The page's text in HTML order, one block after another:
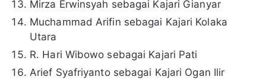
Mirza Erwinsyah sebagai Kajari Gianyar
Muchammad Arifin sebagai Kajari Kolaka
Utara
R. Hari Wibowo sebagai Kajari Pati
Arief Syafriyanto sebagai Kajari Ogan Ilir